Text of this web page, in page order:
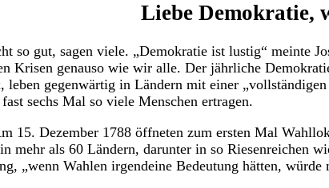
Liebe Demokratie,
so gut, sagen viele. „Demokratie ist lustig“ meinte
Krisen genauso wie wir alle. Der jährliche
gegenwärtig in Ländern mit einer
sechs Mal so viele Menschen ertragen.
15. Dezember 1788 öffneten zum ersten Mal
mehr als 60 Ländern, darunter in so Riesenreichen
„wenn Wahlen irgendeine Bedeutung hätten, würde